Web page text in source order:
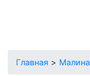
Главная > Малина